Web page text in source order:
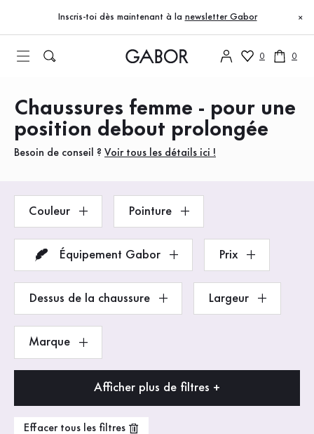
Accéder au contenu principal
Accéder à la table des matières
Accéder à la navigation principale
Inscris-toi dès maintenant à la newsletter Gabor ×
0 0
Produits
Chaussures femme - pour une
position debout prolongée
Besoin de conseil ? Voir tous les détails ici !
Couleur Pointure
Équipement Gabor Prix
Dessus de la chaussure Largeur
Marque
Afficher plus de filtres +
Effacer tous les filtres